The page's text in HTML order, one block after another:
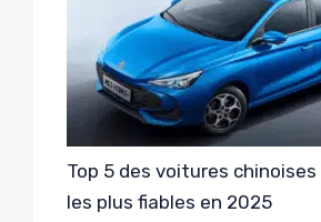
Top 5 des voitures chinoises
les plus fiables en 2025